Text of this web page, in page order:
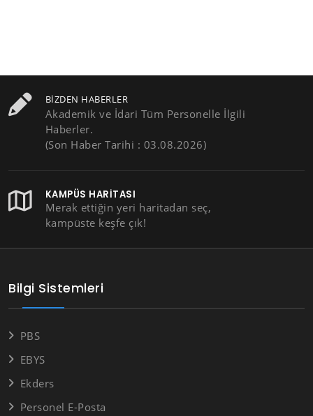
BIZDEN HABERLER
Akademik ve İdari Tüm Personelle İlgili
Haberler.
(Son Haber Tarihi : 03.08.2026)
KAMPÜS HARITASI
Merak ettiğin yeri haritadan seç,
kampüste keşfe çık!
Bilgi Sistemleri
PBS
EBYS
Ekders
Personel E-Posta